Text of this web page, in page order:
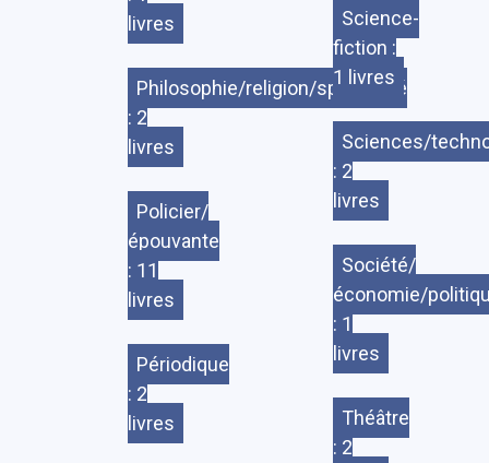
livres
Philosophie/religion/spiritualité
: 2
livres
Policier/
épouvante
: 11
livres
Périodique
: 2
livres
Science-
fiction :
1 livres
Sciences/
: 2
livres
Société/
économie/
: 1
livres
Théâtre
: 2